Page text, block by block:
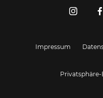
Impressum